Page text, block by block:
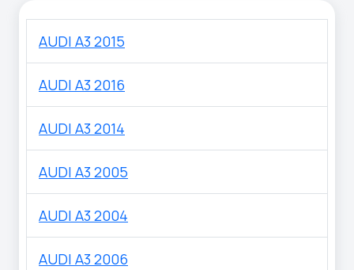
AUDI A3 2015
AUDI A3 2016
AUDI A3 2014
AUDI A3 2005
AUDI A3 2004
AUDI A3 2006